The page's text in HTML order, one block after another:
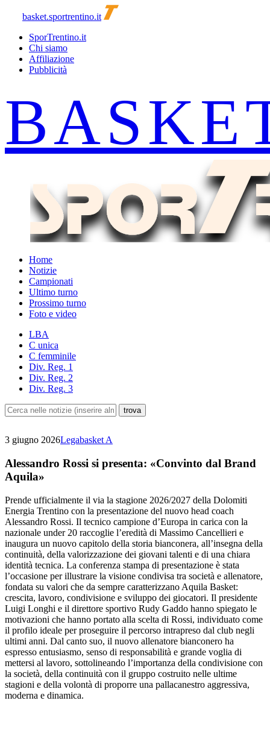
basket.sportrentino.it
SporTrentino.it
Chi siamo
Affiliazione
Pubblicità
Home
Notizie
Campionati
Ultimo turno
Prossimo turno
Foto e video
LBA
C unica
C femminile
Div. Reg. 1
Div. Reg. 2
Div. Reg. 3
3 giugno 2026Legabasket A
Alessandro Rossi si presenta: «Convinto dal Brand
Aquila»
Prende ufficialmente il via la stagione 2026/2027 della Dolomiti
Energia Trentino con la presentazione del nuovo head coach
Alessandro Rossi. Il tecnico campione d’Europa in carica con la
nazionale under 20 raccoglie l’eredità di Massimo Cancellieri e
inaugura un nuovo capitolo della storia bianconera, all’insegna della
continuità, della valorizzazione dei giovani talenti e di una chiara
identità tecnica. La conferenza stampa di presentazione è stata
l’occasione per illustrare la visione condivisa tra società e allenatore,
fondata su valori che da sempre caratterizzano Aquila Basket:
crescita, lavoro, condivisione e sviluppo dei giocatori. Il presidente
Luigi Longhi e il direttore sportivo Rudy Gaddo hanno spiegato le
motivazioni che hanno portato alla scelta di Rossi, individuato come
il profilo ideale per proseguire il percorso intrapreso dal club negli
ultimi anni. Dal canto suo, il nuovo allenatore bianconero ha
espresso entusiasmo, senso di responsabilità e grande voglia di
mettersi al lavoro, sottolineando l’importanza della condivisione con
la società, della continuità con il gruppo costruito nelle ultime
stagioni e della volontà di proporre una pallacanestro aggressiva,
moderna e dinamica.